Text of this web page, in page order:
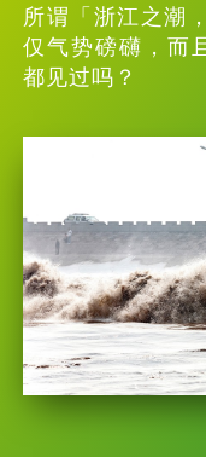
所谓「浙江之潮
仅气势磅礴，而
都见过吗？